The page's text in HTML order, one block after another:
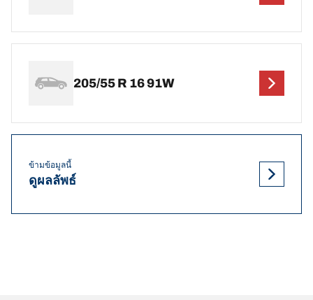
205/55 R 16 91W
ข้ามข้อมูลนี้
ดูผลลัพธ์